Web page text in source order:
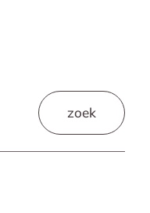
zoek